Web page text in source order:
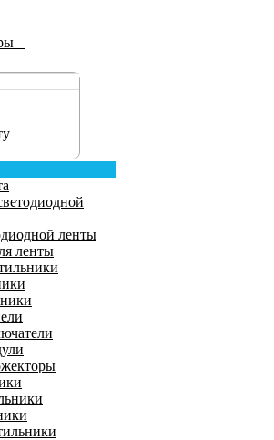
ленты
ленты